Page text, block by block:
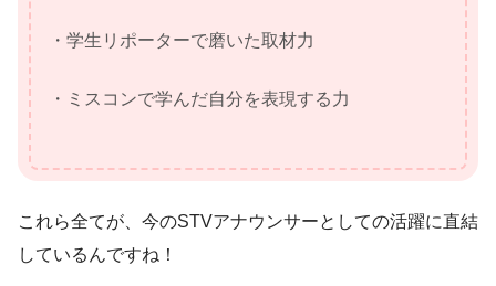
・学生リポーターで磨いた取材力
・ミスコンで学んだ自分を表現する力
これら全てが、今のSTVアナウンサーとしての活躍に直結
しているんですね！